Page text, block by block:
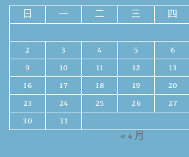
日 一 二 三 四
2
3 4 5 6
9
10 11 12 13
16
17 18 19 20
23
24 25 26 27
30
31
« 4 月